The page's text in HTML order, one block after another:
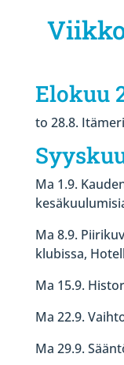
Elokuu
to 28.8.
Ma 1.9.
Ma 8.9.
klubissa,
Ma 15.9.
Ma 22.9.
Ma 29.9.